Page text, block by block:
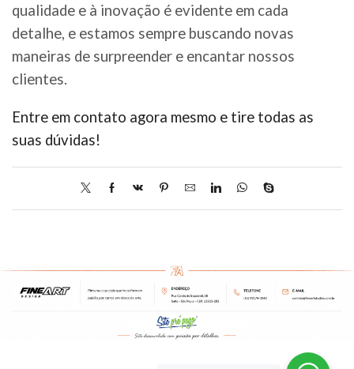
qualidade e à inovação é evidente em cada
detalhe, e estamos sempre buscando novas
maneiras de surpreender e encantar nossos
clientes.
Entre em contato agora mesmo e tire todas as
suas dúvidas!